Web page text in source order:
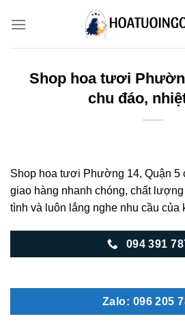
Shop hoa tươi
chu đáo,
Shop hoa tươi Phường 14, Quận 5
giao hàng nhanh chóng, chất
tình và luôn lắng nghe nhu cầu của
094 391
Zalo: 096 205